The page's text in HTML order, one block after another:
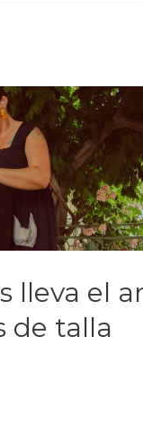
lleva el
de talla